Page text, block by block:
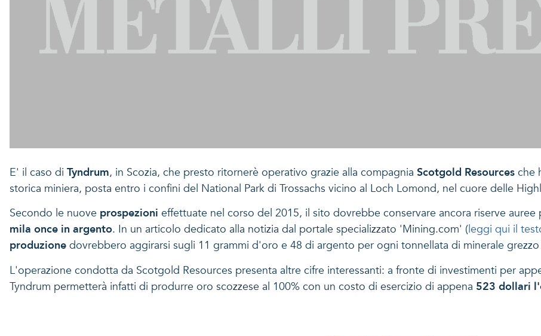
E' il caso di Tyndrum, in Scozia, che presto ritornerè operativo grazie alla compagnia Scotgold Resources che
storica miniera, posta entro i confini del National Park di Trossachs vicino al Loch Lomond, nel cuore delle
Secondo le nuove prospezioni effettuate nel corso del 2015, il sito dovrebbe conservare ancora riserve auree
mila once in argento. In un articolo dedicato alla notizia dal portale specializzato 'Mining.com' (leggi qui il
produzione dovrebbero aggirarsi sugli 11 grammi d'oro e 48 di argento per ogni tonnellata di minerale
L'operazione condotta da Scotgold Resources presenta altre cifre interessanti: a fronte di investimenti per
Tyndrum permetterà infatti di produrre oro scozzese al 100% con un costo di esercizio di appena 523 dollari